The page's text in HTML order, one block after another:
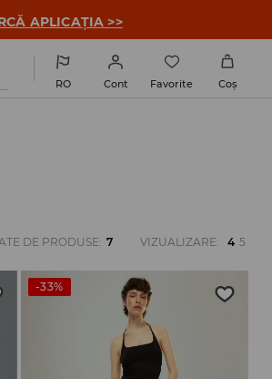
APLICAȚIA >>
RO Cont Favorite Coş
DE PRODUSE: 7 VIZUALIZARE: 4 5
-33%